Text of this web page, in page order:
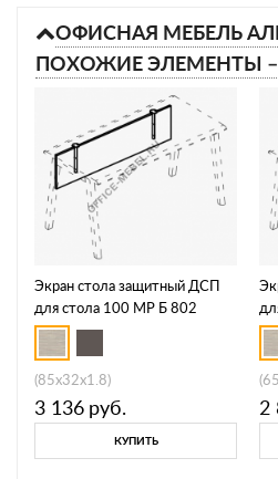
ОФИСНАЯ МЕБЕЛЬ
ПОХОЖИЕ ЭЛЕМЕНТЫ –
Экран стола защитный ДСП
для стола 100 МР Б 802
(85x32x1.8)
3 136 руб.
КУПИТЬ
2